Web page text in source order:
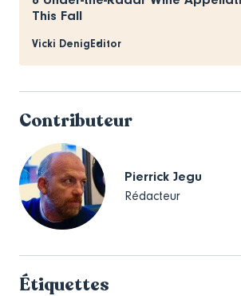
This Fall
Vicki DenigEditor
Contributeur
Pierrick Jegu
Rédacteur
Étiquettes